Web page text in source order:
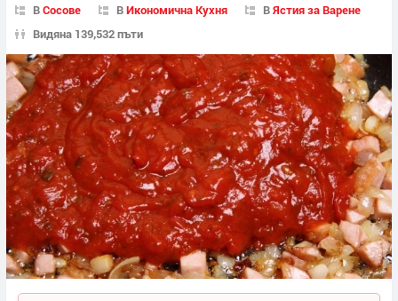
ВСосове ВИкономична Кухня ВЯстия за Варене
Видяна 139,532 пъти